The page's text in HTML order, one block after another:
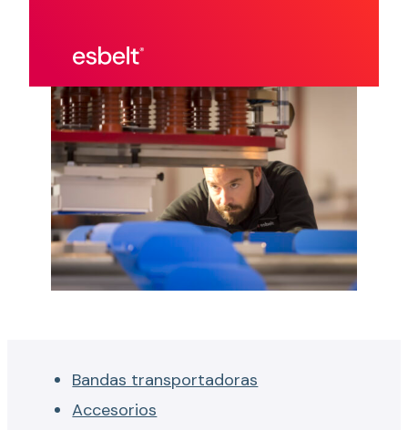
Bandas transportadoras
Accesorios